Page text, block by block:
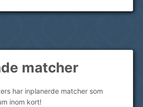
matcher
har inplanerde matcher som
inom kort!